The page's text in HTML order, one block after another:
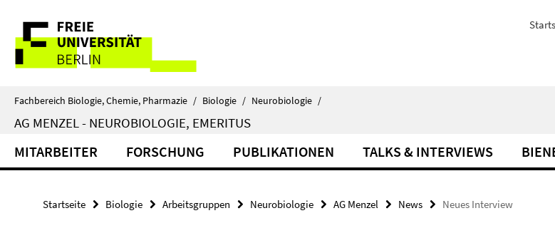
direkt
Inhalt
Service-
Navigation
Fachbereich Biologie, Chemie, Pharmazie / Biologie / Neurobiologie /
AG MENZEL - NEUROBIOLOGIE, EMERITUS
MITARBEITER FORSCHUNG PUBLIKATIONEN TALKS & INTERVIEWS
Startseite Biologie Arbeitsgruppen Neurobiologie AG Menzel News Neues Interview